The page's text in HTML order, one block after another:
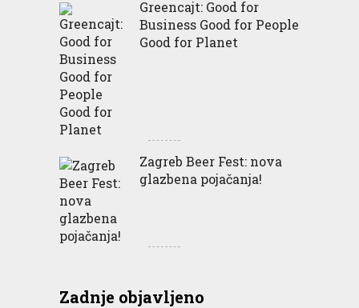
Greencajt: Good for
Business Good for People
Good for Planet
Zagreb Beer Fest: nova
glazbena pojačanja!
Zadnje objavljeno